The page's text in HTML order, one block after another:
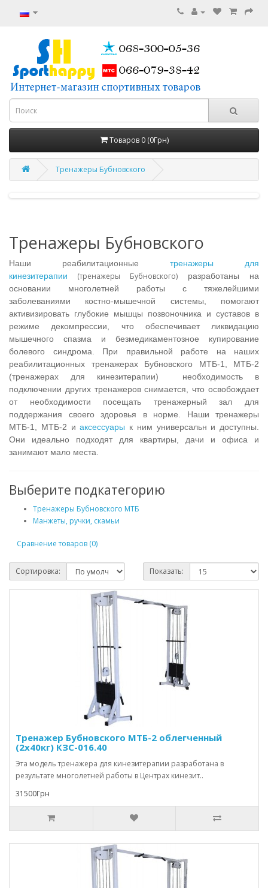
Товаров 0 (0Грн)
Тренажеры Бубновского
Тренажеры Бубновского
Наши реабилитационные тренажеры для
кинезитерапии (тренажеры Бубновского) разработаны на
основании многолетней работы с тяжелейшими
заболеваниями костно-мышечной системы, помогают
активизировать глубокие мышцы позвоночника и суставов в
режиме декомпрессии, что обеспечивает ликвидацию
мышечного спазма и безмедикаментозное купирование
болевого синдрома. При правильной работе на наших
реабилитационных тренажерах Бубновского МТБ-1, МТБ-2
(тренажерах для кинезитерапии) необходимость в
подключении других тренажеров снимается, что освобождает
от необходимости посещать тренажерный зал для
поддержания своего здоровья в норме. Наши тренажеры
МТБ-1, МТБ-2 иаксессуары к ним универсальн и доступны.
Они идеально подходят для квартиры, дачи и офиса и
занимают мало места.
Выберите подкатегорию
Тренажеры Бубновского МТБ
Манжеты, ручки, скамьи
Сравнение товаров (0)
Сортировка: Показать:
Тренажер Бубновского МТБ-2 облегченный
(2х40кг) КЗС-016.40
Эта модель тренажера для кинезитерапии разработана в
результате многолетней работы в Центрах кинезит..
31500Грн